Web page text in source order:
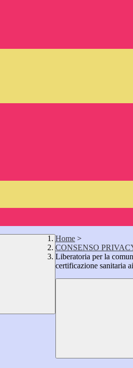
Home >
CONSENSO
Liberatoria per la
certificazione sanitaria